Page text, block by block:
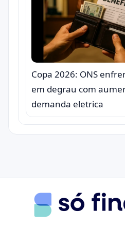
Copa 2026: ONS
em degrau com
demanda eletrica